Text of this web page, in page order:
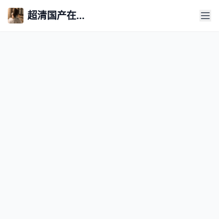
超清国产在线永久